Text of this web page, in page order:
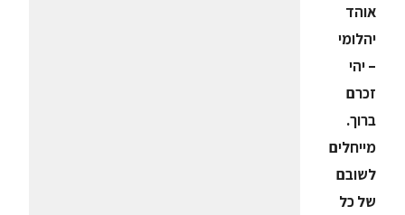
אוהד
יהלומי
– יהי
זכרם
ברוך.
מייחלים
לשובם
של כל